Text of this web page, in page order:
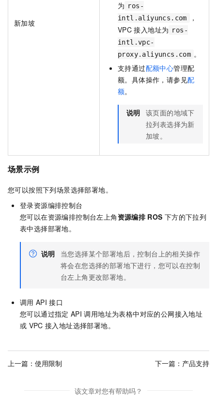
新加坡
为 ros-
intl.aliyuncs.com
，
VPC 接入地址为 ros-
intl.vpc-
proxy.aliyuncs.com 。
支持通过配额中心管理配
额。具体操作，请参见配
额。
说明 该页面的地域下
拉列表选择为新
加坡。
场景示例
您可以按照下列场景选择部署地。
登录资源编排控制台
您可以在资源编排控制台左上角资源编排 ROS 下方的下拉列
表中选择部署地。
说明
当您选择某个部署地后，控制台上的相关操作
将会在您选择的部署地下进行，您可以在控制
台左上角更改部署地。
调用 API 接口
您可以通过指定 API 调用地址为表格中对应的公网接入地址
或 VPC 接入地址选择部署地。
上一篇： 使用限制 下一篇： 产品支持
该文章对您有帮助吗？